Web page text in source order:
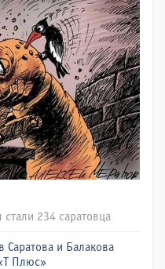
234 саратовца
и Балакова
Плюс»